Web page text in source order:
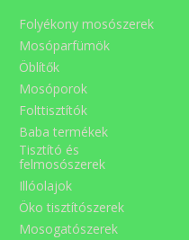
Folyékony mosószerek
Mosóparfümök
Öblítők
Mosóporok
Folttisztítók
Baba termékek
Tisztító és
felmosószerek
Illóolajok
Öko tisztítószerek
Mosogatószerek